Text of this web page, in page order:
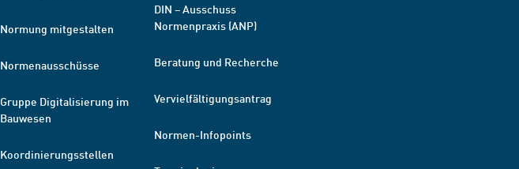
Normung mitgestalten
Normenausschüsse
Gruppe Digitalisierung im
Bauwesen
Koordinierungsstellen
DIN – Ausschuss
Normenpraxis (ANP)
Beratung und Recherche
Vervielfältigungsantrag
Normen-Infopoints